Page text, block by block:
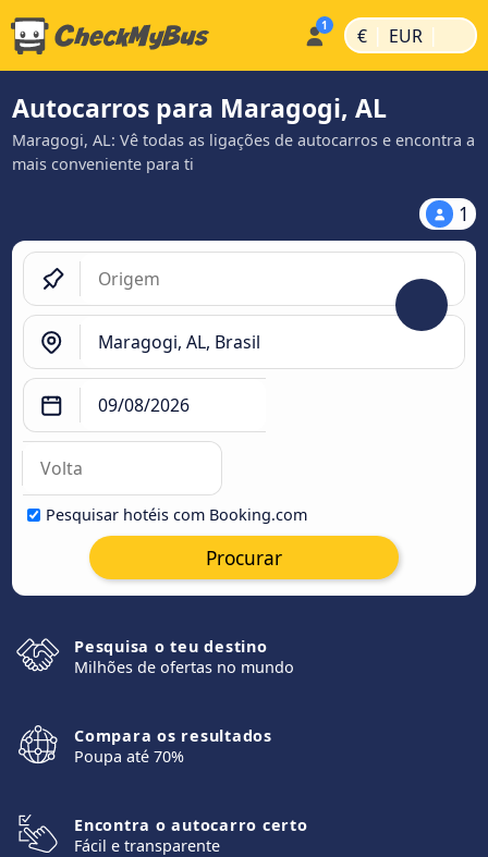
€ | EUR |
Autocarros para Maragogi, AL
Maragogi, AL: Vê todas as ligações de autocarros e encontra a
mais conveniente para ti
1
Pesquisar hotéis com Booking.com
Procurar
Pesquisa o teu destino
Milhões de ofertas no mundo
Compara os resultados
Poupa até 70%
Encontra o autocarro certo
Fácil e transparente